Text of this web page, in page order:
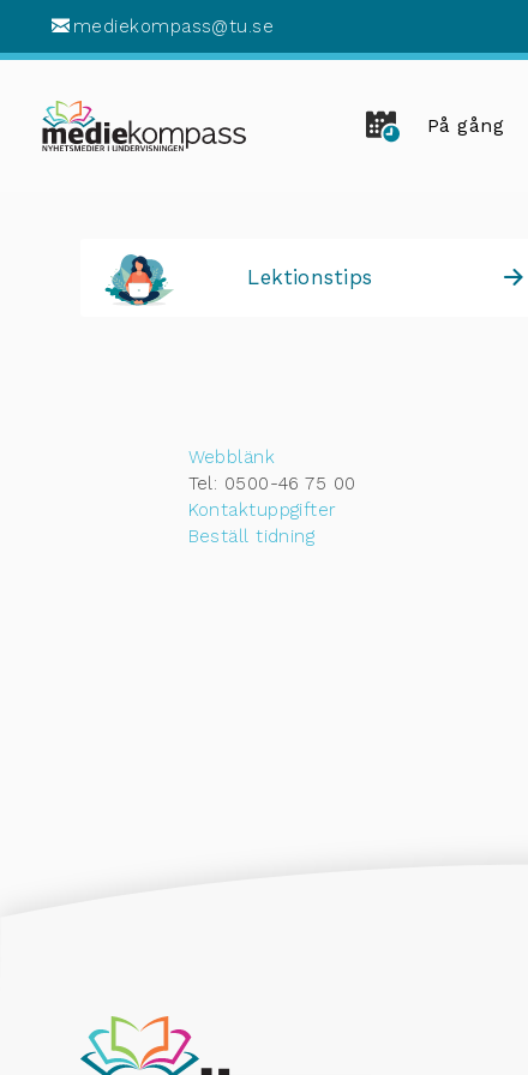
mediekompass@tu.se
På gång
Lektionstips
Webblänk
Tel: 0500-46 75 00
Kontaktuppgifter
Beställ tidning